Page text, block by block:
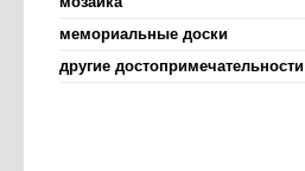
мемориальные доски
другие достопримечательности